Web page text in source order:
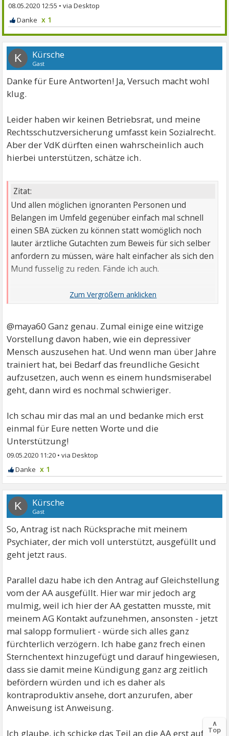
08.05.2020 12:55 •
x 1
K Kürsche
Gast
Danke für Eure Antworten! Ja, Versuch macht wohl
klug.
Leider haben wir keinen Betriebsrat, und meine
Rechtsschutzversicherung umfasst kein Sozialrecht.
Aber der VdK dürften einen wahrscheinlich auch
hierbei unterstützen, schätze ich.
Zitat:
Und allen möglichen ignoranten Personen und
Belangen im Umfeld gegenüber einfach mal schnell
einen SBA zücken zu können statt womöglich noch
lauter ärztliche Gutachten zum Beweis für sich selber
anfordern zu müssen, wäre halt einfacher als sich den
Mund fusselig zu reden. Fände ich auch.
Meinst du es auch in der Art?
@maya60 Ganz genau. Zumal einige eine witzige
Vorstellung davon haben, wie ein depressiver
Mensch auszusehen hat. Und wenn man über Jahre
trainiert hat, bei Bedarf das freundliche Gesicht
aufzusetzen, auch wenn es einem hundsmiserabel
geht, dann wird es nochmal schwieriger.
Ich schau mir das mal an und bedanke mich erst
einmal für Eure netten Worte und die
Unterstützung!
09.05.2020 11:20 •
x 1
K Kürsche
Gast
So, Antrag ist nach Rücksprache mit meinem
Psychiater, der mich voll unterstützt, ausgefüllt und
geht jetzt raus.
Parallel dazu habe ich den Antrag auf Gleichstellung
vom der AA ausgefüllt. Hier war mir jedoch arg
mulmig, weil ich hier der AA gestatten musste, mit
meinem AG Kontakt aufzunehmen, ansonsten - jetzt
mal salopp formuliert - würde sich alles ganz
fürchterlich verzögern. Ich habe ganz frech einen
Sternchentext hinzugefügt und darauf hingewiesen,
dass sie damit meine Kündigung ganz arg zeitlich
befördern würden und ich es daher als
kontraproduktiv ansehe, dort anzurufen, aber
Anweisung ist Anweisung.
Ich glaube, ich schicke das Teil an die AA erst auf den
∧
Top